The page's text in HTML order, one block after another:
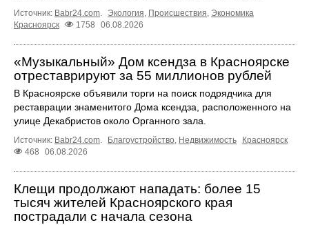
Источник: Babr24.com Экология Происшествия Экономика
Красноярск
1758 06.08.2026
«Музыкальный» Дом ксендза в Красноярске
отреставрируют за 55 миллионов рублей
В Красноярске объявили торги на поиск подрядчика для
реставрации знаменитого Дома ксендза, расположенного на
улице Декабристов около Органного зала.
Источник: Babr24.com. Благоустройство, Недвижимость
Красноярск
468
06.08.2026
Клещи продолжают нападать: более 15
тысяч жителей Красноярского края
пострадали с начала сезона